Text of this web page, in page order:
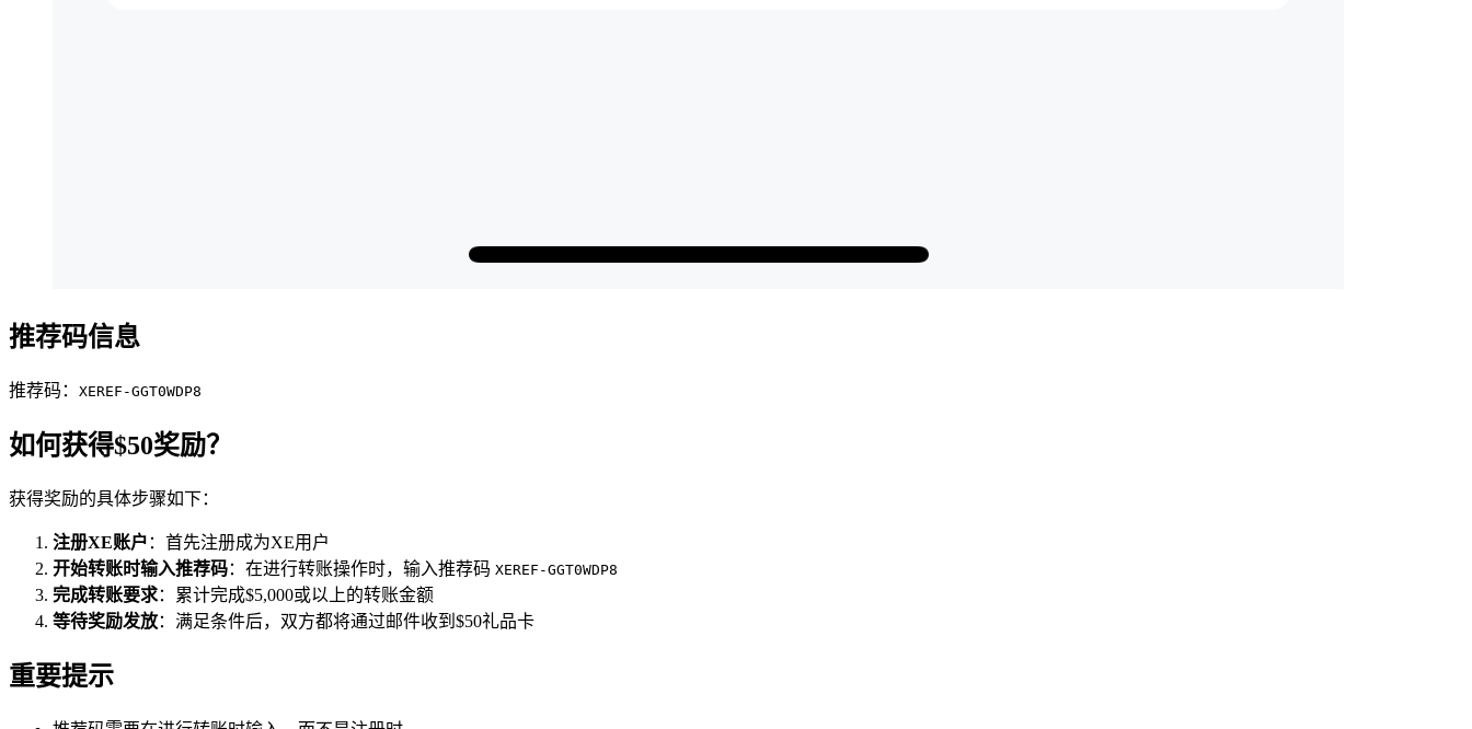
推荐码信息
推荐码： XEREF-GGT0WDP8
如何获得$50奖励？
获得奖励的具体步骤如下：
注册XE账户 ：首先注册成为XE用户
开始转账时输入推荐码：在进行转账操作时，输入推荐码 XEREF-GGT0WDP8
完成转账要求：累计完成$5,000或以上的转账金额
等待奖励发放：满足条件后，双方都将通过邮件收到$50礼品卡
重要提示